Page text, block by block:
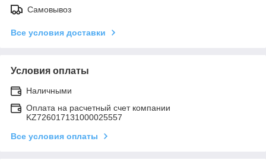
Самовывоз
Все условия доставки
Условия оплаты
Наличными
Оплата на расчетный счет компании
KZ726017131000025557
Все условия оплаты